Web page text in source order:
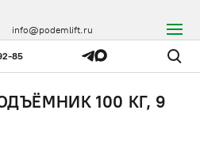
85
info@podemlift.ru
100 КГ, 9